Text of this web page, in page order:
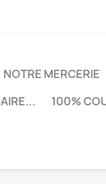
NOTRE MERCERIE
100%